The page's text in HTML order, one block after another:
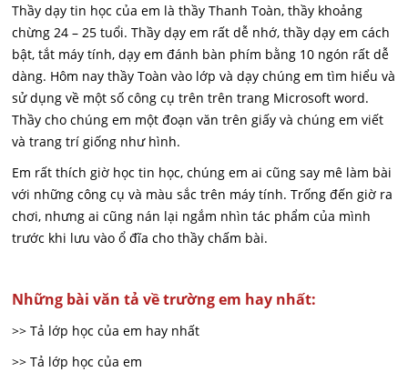
Thầy dạy tin học của em là thầy Thanh Toàn, thầy khoảng
chừng 24 – 25 tuổi. Thầy dạy em rất dễ nhớ, thầy dạy em cách
bật, tắt máy tính, dạy em đánh bàn phím bằng 10 ngón rất dễ
dàng. Hôm nay thầy Toàn vào lớp và dạy chúng em tìm hiểu và
sử dụng về một số công cụ trên trên trang Microsoft word.
Thầy cho chúng em một đoạn văn trên giấy và chúng em viết
và trang trí giống như hình.
Em rất thích giờ học tin học, chúng em ai cũng say mê làm bài
với những công cụ và màu sắc trên máy tính. Trống đến giờ ra
chơi, nhưng ai cũng nán lại ngắm nhìn tác phẩm của mình
trước khi lưu vào ổ đĩa cho thầy chấm bài.
Những bài văn tả về trường em hay nhất:
>> Tả lớp học của em hay nhất
>> Tả lớp học của em